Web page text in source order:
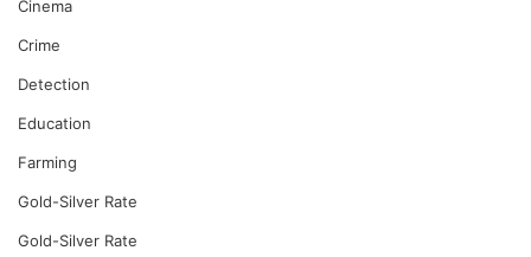
Cinema
Crime
Detection
Education
Farming
Gold-Silver Rate
Gold-Silver Rate